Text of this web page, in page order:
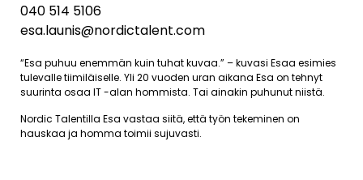
040 514 5106
esa.launis@nordictalent.com
“Esa puhuu enemmän kuin tuhat kuvaa.” – kuvasi Esaa esimies
tulevalle tiimiläiselle. Yli 20 vuoden uran aikana Esa on tehnyt
suurinta osaa IT -alan hommista. Tai ainakin puhunut niistä.
Nordic Talentilla Esa vastaa siitä, että työn tekeminen on
hauskaa ja homma toimii sujuvasti.